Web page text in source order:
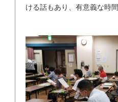
ける話もあり、有意義な時